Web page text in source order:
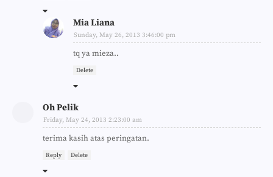
Mia Liana
Sunday, May 26, 2013 3:46:00 pm
tq ya mieza..
Delete
Oh Pelik
Friday, May 24, 2013 2:23:00 am
terima kasih atas peringatan.
Reply Delete